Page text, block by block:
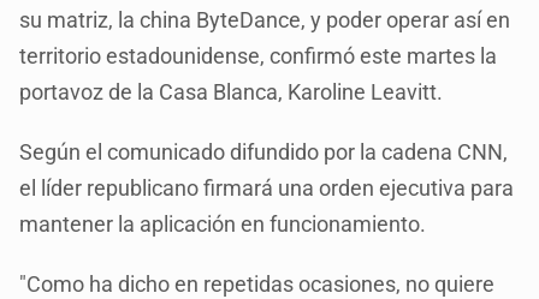
su matriz, la china ByteDance, y poder operar así en
territorio estadounidense, confirmó este martes la
portavoz de la Casa Blanca, Karoline Leavitt.
Según el comunicado difundido por la cadena CNN,
el líder republicano firmará una orden ejecutiva para
mantener la aplicación en funcionamiento.
"Como ha dicho en repetidas ocasiones, no quiere